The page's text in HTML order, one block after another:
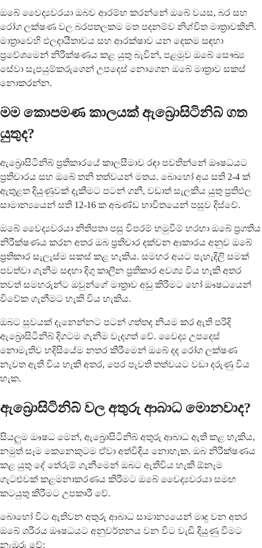
ඔබේ වෛද්‍යවරයා ඔබව ආරම්භ කරන්නේ ඔබේ වයස, බර සහ
රෝග ලක්ෂණ වල බරපතලකම මත පදනම්ව නිශ්චිත මාත්‍රාවකිනි.
මාත්‍රාවෙහි ඵලදායීතාවය සහ ආරක්ෂාව යන දෙකම සඳහා
ප්‍රවේශමෙන් නිරීක්ෂණය කළ යුතු බැවින්, පළමුව ඔබේ සෞඛ්‍ය
සේවා සැපයුම්කරුගෙන් උපදෙස් නොගෙන ඔබේ මාත්‍රාව සකස්
නොකරන්න.
මම කොපමණ කාලයක් ඇබ්‍රොසිටිනිබ් ගත
යුතුද?
ඇබ්‍රොසිටිනිබ් ප්‍රතිකාරයේ කාලසීමාව රඳා පවතින්නේ ඖෂධයට
ප්‍රතිචාරය සහ ඔබේ තනි තත්වයන් මතය. බොහෝ අය සති 2-4 ක්
ඇතුළත දියුණුවක් දැකීමට පටන් ගනී, වඩාත් සැලකිය යුතු ප්‍රතිඵල
සාමාන්‍යයෙන් සති 12-16 ක අඛණ්ඩ භාවිතයෙන් පසුව දිස්වේ.
ඔබේ වෛද්‍යවරයා නිතිපතා පසු විපරම් හමුවීම් හරහා ඔබේ ප්‍රගතිය
නිරීක්ෂණය කරන අතර ඔබ ප්‍රතිචාර දක්වන ආකාරය අනුව ඔබේ
ප්‍රතිකාර සැලැස්ම සකස් කළ හැකිය. සමහර අයට පැහැදිලි සමක්
පවත්වා ගැනීම සඳහා දිගු කාලීන ප්‍රතිකාර අවශ්‍ය විය හැකි අතර
තවත් සමහරුන්ට ඔවුන්ගේ මාත්‍රාව අඩු කිරීමට හෝ ඖෂධයෙන්
විවේක ගැනීමට හැකි විය හැකිය.
ඔබට සුවයක් දැනෙන්නට පටන් ගත්තද නියම කර ඇති පරිදි
ඇබ්‍රොසිටිනිබ් දිගටම ගැනීම වැදගත් වේ. වෛද්‍ය උපදෙස්
නොමැතිව හදිසියේම නතර කිරීමෙන් ඔබේ දද රෝග ලක්ෂණ
නැවත ඇති විය හැකි අතර, පෙර පැවති තත්වයට වඩා දරුණු විය
හැක.
ඇබ්‍රොසිටිනිබ් වල අතුරු ආබාධ මොනවාද?
සියලුම ඖෂධ මෙන්, ඇබ්‍රොසිටිනිබ් අතුරු ආබාධ ඇති කළ හැකිය,
නමුත් සෑම කෙනෙකුටම ඒවා අත්විඳිය නොහැක. ඔබ නිරීක්ෂණය
කළ යුතු දේ තේරුම් ගැනීමෙන් ඔබට ඇතිවිය හැකි ඕනෑම
ගැටළුවක් කළමනාකරණය කිරීමට ඔබේ වෛද්‍යවරයා සමඟ
කටයුතු කිරීමට උපකාරී වේ.
බොහෝ විට ඇතිවන අතුරු ආබාධ සාමාන්‍යයෙන් මෘදු වන අතර
ඔබේ ශරීරය ඖෂධයට අනුවර්තනය වන විට වැඩි දියුණු වීමට
නැඹුරු වේ: